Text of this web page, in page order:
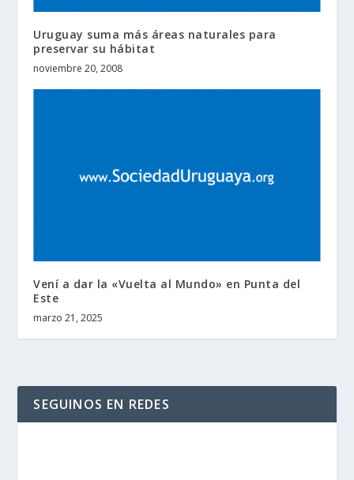
Uruguay suma más áreas naturales para
preservar su hábitat
noviembre 20, 2008
Vení a dar la «Vuelta al Mundo» en Punta del
Este
marzo 21, 2025
SEGUINOS EN REDES